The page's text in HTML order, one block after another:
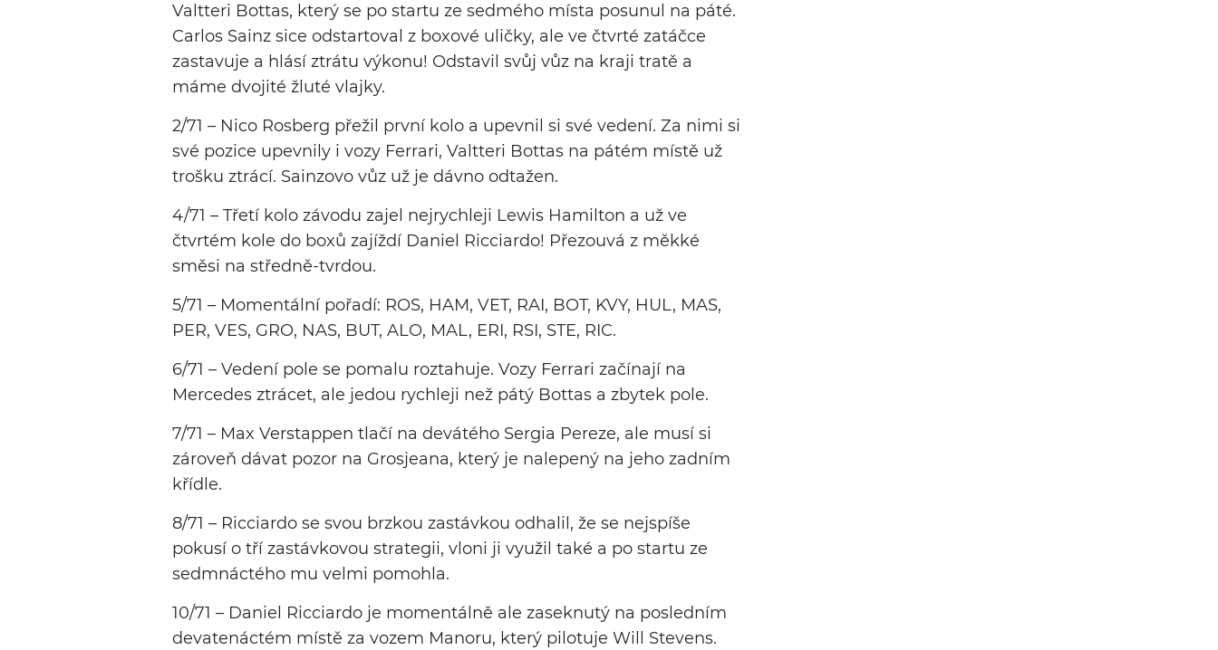
Valtteri Bottas, který se po startu ze sedmého místa posunul na páté.
Carlos Sainz sice odstartoval z boxové uličky, ale ve čtvrté zatáčce
zastavuje a hlásí ztrátu výkonu! Odstavil svůj vůz na kraji tratě a
máme dvojité žluté vlajky.
2/71 – Nico Rosberg přežil první kolo a upevnil si své vedení. Za nimi si
své pozice upevnily i vozy Ferrari, Valtteri Bottas na pátém místě už
trošku ztrácí. Sainzovo vůz už je dávno odtažen.
4/71 – Třetí kolo závodu zajel nejrychleji Lewis Hamilton a už ve
čtvrtém kole do boxů zajíždí Daniel Ricciardo! Přezouvá z měkké
směsi na středně-tvrdou.
5/71 – Momentální pořadí: ROS, HAM, VET, RAI, BOT, KVY, HUL, MAS,
PER, VES, GRO, NAS, BUT, ALO, MAL, ERI, RSI, STE, RIC.
6/71 – Vedení pole se pomalu roztahuje. Vozy Ferrari začínají na
Mercedes ztrácet, ale jedou rychleji než pátý Bottas a zbytek pole.
7/71 – Max Verstappen tlačí na devátého Sergia Pereze, ale musí si
zároveň dávat pozor na Grosjeana, který je nalepený na jeho zadním
křídle.
8/71 – Ricciardo se svou brzkou zastávkou odhalil, že se nejspíše
pokusí o tří zastávkovou strategii, vloni ji využil také a po startu ze
sedmnáctého mu velmi pomohla.
10/71 – Daniel Ricciardo je momentálně ale zaseknutý na posledním
devatenáctém místě za vozem Manoru, který pilotuje Will Stevens.